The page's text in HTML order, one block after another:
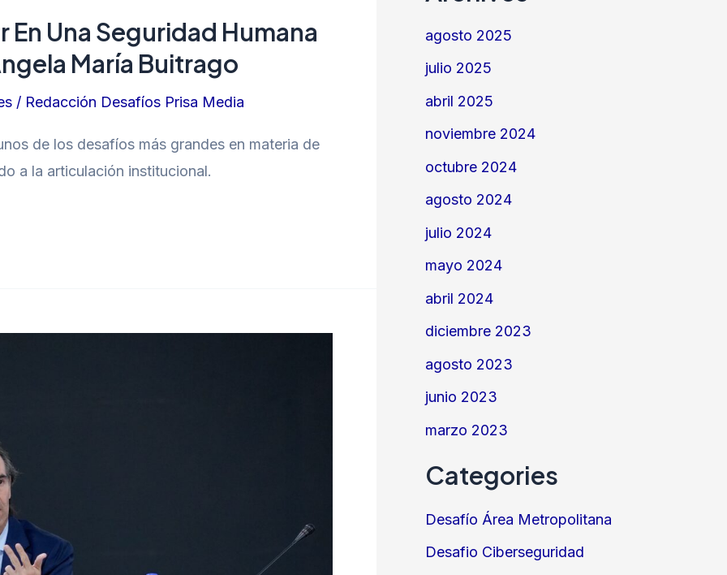
En Una Seguridad Humana
María Buitrago
/ Redacción Desafíos Prisa Media
de los desafíos más grandes en materia de
a la articulación institucional.
agosto 2025
julio 2025
abril 2025
noviembre 2024
octubre 2024
agosto 2024
julio 2024
mayo 2024
abril 2024
diciembre 2023
agosto 2023
junio 2023
marzo 2023
Categories
Desafío Área Metropolitana
Desafio Ciberseguridad